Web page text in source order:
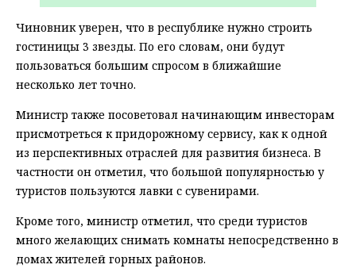
Чиновник уверен, что в республике нужно строить
гостиницы 3 звезды. По его словам, они будут
пользоваться большим спросом в ближайшие
несколько лет точно.
Министр также посоветовал начинающим инвесторам
присмотреться к придорожному сервису, как к одной
из перспективных отраслей для развития бизнеса. В
частности он отметил, что большой популярностью у
туристов пользуются лавки с сувенирами.
Кроме того, министр отметил, что среди туристов
много желающих снимать комнаты непосредственно в
домах жителей горных районов.